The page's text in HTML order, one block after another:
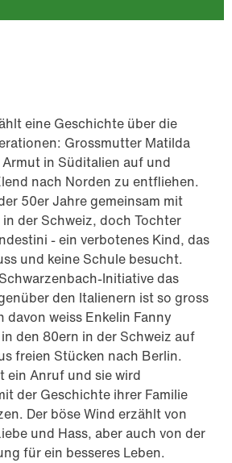
eine Geschichte über die
Grossmutter Matilda
in Süditalien auf und
nach Norden zu entfliehen.
50er Jahre gemeinsam mit
der Schweiz, doch Tochter
- ein verbotenes Kind, das
und keine Schule besucht.
Initiative das
den Italienern ist so gross
davon weiss Enkelin Fanny
den 80ern in der Schweiz auf
freien Stücken nach Berlin.
ein Anruf und sie wird
der Geschichte ihrer Familie
Der böse Wind erzählt von
und Hass, aber auch von der
für ein besseres Leben.